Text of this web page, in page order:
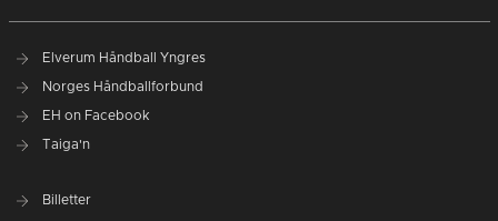
Elverum Håndball Yngres
Norges Håndballforbund
EH on Facebook
Taiga'n
Billetter